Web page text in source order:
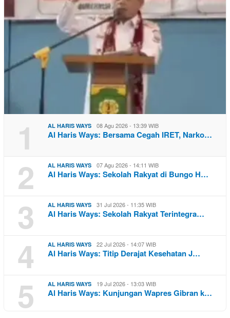
1 AL HARIS WAYS 08 Agu 2026 - 13:39 WIB
Al Haris Ways: Bersama Cegah IRET, Narko…
2 AL HARIS WAYS 07 Agu 2026 - 14:11 WIB
Al Haris Ways: Sekolah Rakyat di Bungo H…
3 AL HARIS WAYS 31 Jul 2026 - 11:35 WIB
Al Haris Ways: Sekolah Rakyat Terintegra…
4 AL HARIS WAYS 22 Jul 2026 - 14:07 WIB
Al Haris Ways: Titip Derajat Kesehatan J…
5 AL HARIS WAYS 19 Jul 2026 - 13:03 WIB
Al Haris Ways: Kunjungan Wapres Gibran k…